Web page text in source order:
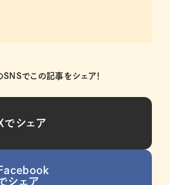
SNSでこの記事をシェア！
でシェア
Facebook
シェア